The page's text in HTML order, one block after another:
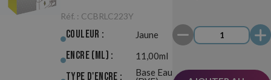
Jaune
Réf. : CCBRLC223Y
Couleur : Jaune
Encre (ml) : 11,00ml
Type d'Encre :
Base Eau